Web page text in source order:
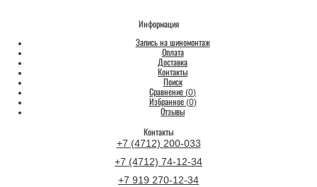
Информация
Запись на шиномонтаж
Оплата
Доставка
Контакты
Поиск
Сравнение (0)
Избранное (0)
Отзывы
Контакты
+7 (4712) 200-033
+7 (4712) 74-12-34
+7 919 270-12-34